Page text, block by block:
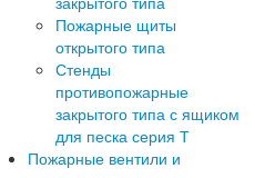
Пожарные щиты
открытого типа
Стенды
противопожарные
закрытого типа с ящиком
для песка серия Т
Пожарные вентили и